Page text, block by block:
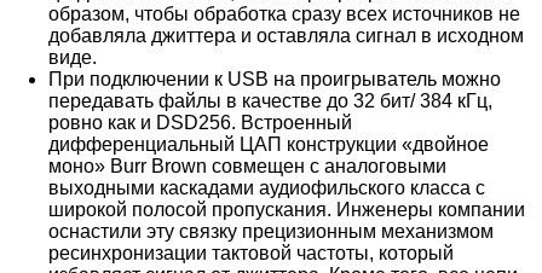
образом, чтобы обработка сразу всех источников не
добавляла джиттера и оставляла сигнал в исходном
виде.
При подключении к USB на проигрыватель можно
передавать файлы в качестве до 32 бит/ 384 кГц,
ровно как и DSD256. Встроенный
дифференциальный ЦАП конструкции «двойное
моно» Burr Brown совмещен с аналоговыми
выходными каскадами аудиофильского класса с
широкой полосой пропускания. Инженеры компании
оснастили эту связку прецизионным механизмом
ресинхронизации тактовой частоты, который